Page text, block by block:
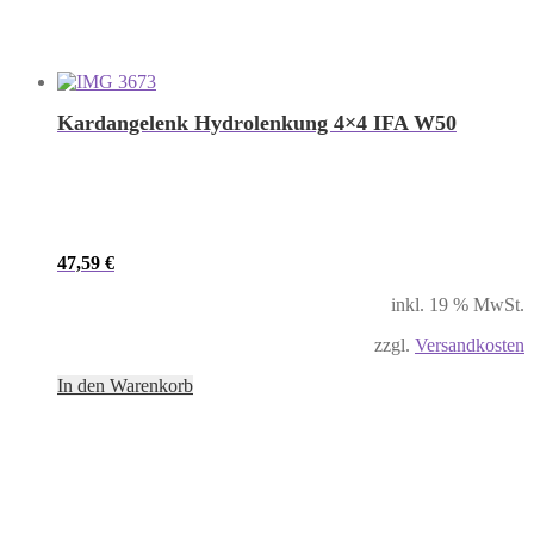
Kardangelenk Hydrolenkung 4×4 IFA W50
47,59 €
inkl. 19 % MwSt.
zzgl. Versandkosten
In den Warenkorb